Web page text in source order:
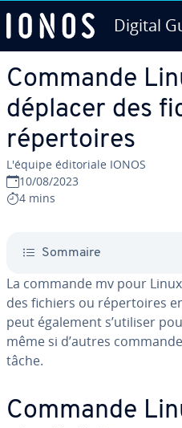
Digital
Commande
déplacer des
ré­per­toires
L'équipe édi­to­riale IONOS
10/08/2023
4 mins
Sommaire
La commande mv pour
des fichiers ou ré­per­toires
peut également s’utiliser
même si d’autres
tâche.
Commande